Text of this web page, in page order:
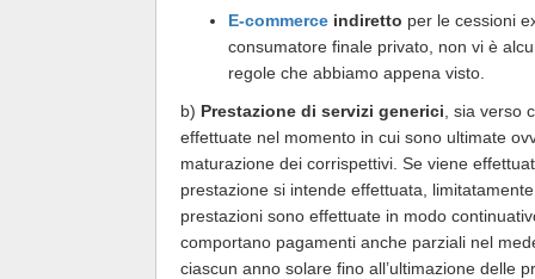
E-commerce indiretto per le cessioni
consumatore finale privato, non vi è
regole che abbiamo appena visto.
b) Prestazione di servizi generici , sia verso
effettuate nel momento in cui sono ultimate
maturazione dei corrispettivi. Se viene
prestazione si intende effettuata,
prestazioni sono effettuate in modo
comportano pagamenti anche parziali nel
ciascun anno solare fino all’ultimazione delle